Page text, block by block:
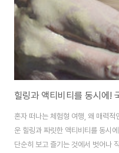
혼자 떠나는 체험형 여행, 왜 매력적
운 힐링과 짜릿한 액티비티를 동시
단순히 보고 즐기는 것에서 벗어나